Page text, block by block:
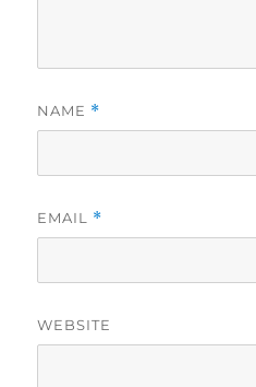
NAME *
EMAIL *
WEBSITE